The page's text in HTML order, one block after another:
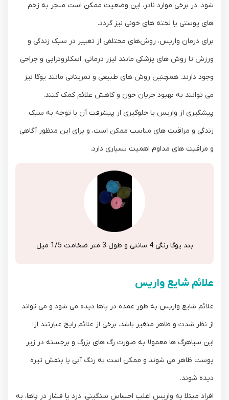
شود. در برخی موارد نادر، این وضعیت ممکن است منجر به زخم‌
های پوستی یا لخته‌ های خونی نیز گردد.
برای درمان واریس، روش‌های مختلفی از تغییر در سبک زندگی و
ورزش تا روش ‌های پزشکی مانند لیزر درمانی، اسکلروتراپی و جراحی
وجود دارند. همچنین روش ‌های طبیعی و تمریناتی مانند یوگا نیز
می ‌توانند به بهبود جریان خون و کاهش علائم کمک کنند.
پیشگیری از واریس یا جلوگیری از پیشرفت آن با توجه به سبک
زندگی و مراقبت ‌های مناسب ممکن است، و برای این منظور آگاهی
و مراقبت‌ های مداوم اهمیت بسیاری دارد.
بند یوگا رنگی 4 سانتی و طول 3 متر ضخامت 1/5 میل
علائم شایع واریس
علائم شایع واریس به‌ طور عمده در پاها دیده می ‌شود و می‌ تواند
از نظر شدت و ظاهر متغیر باشد. برخی از علائم رایج عبارتند از:
این سیاهرگ‌ ها معمولا به ‌صورت رگ‌ های بزرگ و برجسته در زیر
پوست ظاهر می‌ شوند و ممکن است به رنگ آبی یا بنفش تیره
دیده شوند.
افراد مبتلا به واریس اغلب احساس سنگینی، درد یا فشار در پاها، به‌